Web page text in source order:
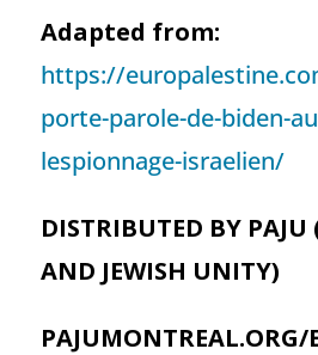
Adapted from:
https://
porte-parole-de-biden-
lespionnage-israelien/
DISTRIBUTED BY
AND JEWISH UNITY)
PAJUMONTREAL.ORG/